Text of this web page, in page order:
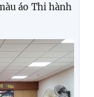
áo Thi hành